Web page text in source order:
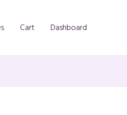
Cart Dashboard